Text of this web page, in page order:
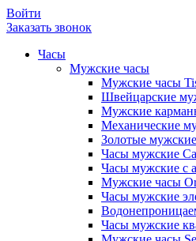
Войти
Заказать звонок
Часы
Мужские часы
Мужские часы
Швейцарские
Мужские
Механические
Золотые
Часы мужские
Часы мужские с
Мужские часы
Часы мужские
Часы мужские